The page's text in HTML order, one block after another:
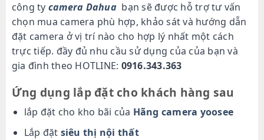
công ty camera Dahua bạn sẽ được hỗ trợ tư vấn
chọn mua camera phù hợp, khảo sát và hướng dẫn
đặt camera ở vị trí nào cho hợp lý nhất một cách
trực tiếp. đầy đủ nhu cầu sử dụng của của bạn và
gia đình theo HOTLINE: 0916.343.363
Ứng dụng lắp đặt cho khách hàng sau
lắp đặt cho kho bãi của Hãng camera yoosee
Lắp đặt siêu thị nội thất